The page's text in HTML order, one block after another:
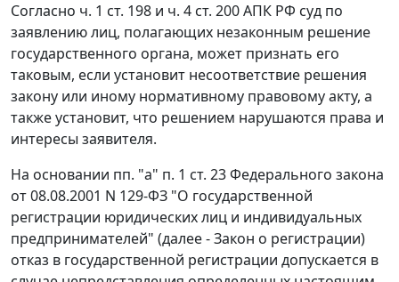
Согласно ч. 1 ст. 198 и ч. 4 ст. 200АПК РФ суд по
заявлению лиц, полагающих незаконным решение
государственного органа, может признать его
таковым, если установит несоответствие решения
закону или иному нормативному правовому акту, а
также установит, что решением нарушаются права и
интересы заявителя.
На основании пп. "а" п. 1 ст. 23Федерального закона
от 08.08.2001 N 129-ФЗ "О государственной
регистрации юридических лиц и индивидуальных
предпринимателей" (далее - Закон о регистрации)
отказ в государственной регистрации допускается в